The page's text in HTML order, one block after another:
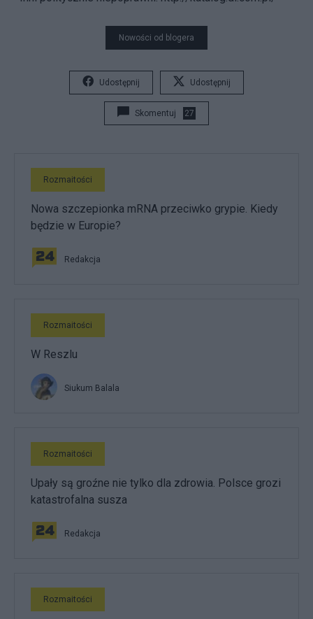
Nowości od blogera
Udostępnij Udostępnij
Skomentuj 27
Rozmaitości
Nowa szczepionka mRNA przeciwko grypie. Kiedy
będzie w Europie?
Redakcja
Rozmaitości
W Reszlu
Siukum Balala
Rozmaitości
Upały są groźne nie tylko dla zdrowia. Polsce grozi
katastrofalna susza
Redakcja
Rozmaitości